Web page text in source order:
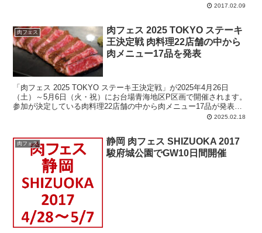
2017.02.09
肉フェス
肉フェス 2025 TOKYO ステーキ
王決定戦 肉料理22店舗の中から
肉メニュー17品を発表
「肉フェス 2025 TOKYO ステーキ王決定戦」が2025年4月26日
（土）～5月6日（火・祝）にお台場青海地区P区画で開催されます。
参加が決定している肉料理22店舗の中から肉メニュー17品が発表さ
2025.02.18
肉フェス
静岡 肉フェス SHIZUOKA 2017
駿府城公園でGW10日間開催